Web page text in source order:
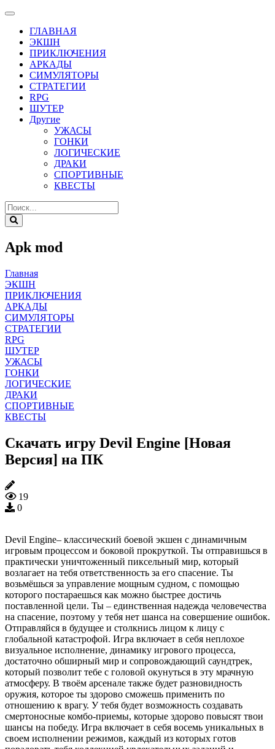
ГЛАВНАЯ
ЭКШН
ПРИКЛЮЧЕНИЯ
АРКАДЫ
СИМУЛЯТОРЫ
СТРАТЕГИИ
RPG
ШУТЕР
Другие
УЖАСЫ
ГОНКИ
ЛОГИЧЕСКИЕ
ДРАКИ
СПОРТИВНЫЕ
КВЕСТЫ
Apk mod
Главная
ЭКШН
ПРИКЛЮЧЕНИЯ
АРКАДЫ
СИМУЛЯТОРЫ
СТРАТЕГИИ
RPG
ШУТЕР
УЖАСЫ
ГОНКИ
ЛОГИЧЕСКИЕ
ДРАКИ
СПОРТИВНЫЕ
КВЕСТЫ
Скачать игру Devil Engine [Новая
Версия] на ПК
19
0
Devil Engine– классический боевой экшен с динамичным
игровым процессом и боковой прокруткой. Ты отправишься в
практически уничтоженный пиксельный мир, который
возлагает на тебя ответственность за его спасение. Ты
возьмёшься за управление мощным судном, с помощью
которого постараешься как можно быстрее достичь
поставленной цели. Ты – единственная надежда человечества
на спасение, поэтому у тебя нет шанса на совершение ошибок.
Отправляйся в будущее и столкнись лицом к лицу с
глобальной катастрофой. Игра включает в себя неплохое
визуальное исполнение, динамику игрового процесса,
достаточно обширный мир и сопровождающий саундтрек,
который позволит тебе с головой окунуться в эту мрачную
атмосферу. В твоём арсенале также будет разновидность
оружия, которое ты здорово сможешь применить по
отношению к врагу. У тебя будет возможность создавать
смертоносные комбо-приемы, которые здорово повысят твои
шансы на победу. Игра включает в себя восемь уникальных в
своем исполнении режимов, каждый из которых готов